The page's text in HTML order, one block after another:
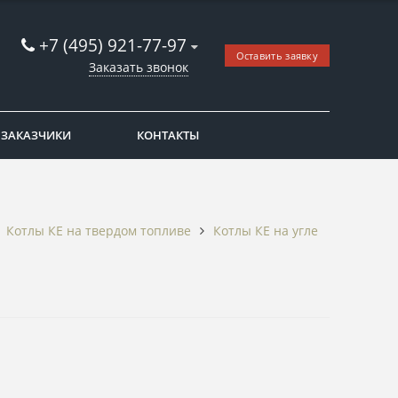
+7 (495) 921-77-97
Заказать звонок
Оставить заявку
КОНТАКТЫ
Котлы КЕ на твердом топливе
Котлы КЕ на угле